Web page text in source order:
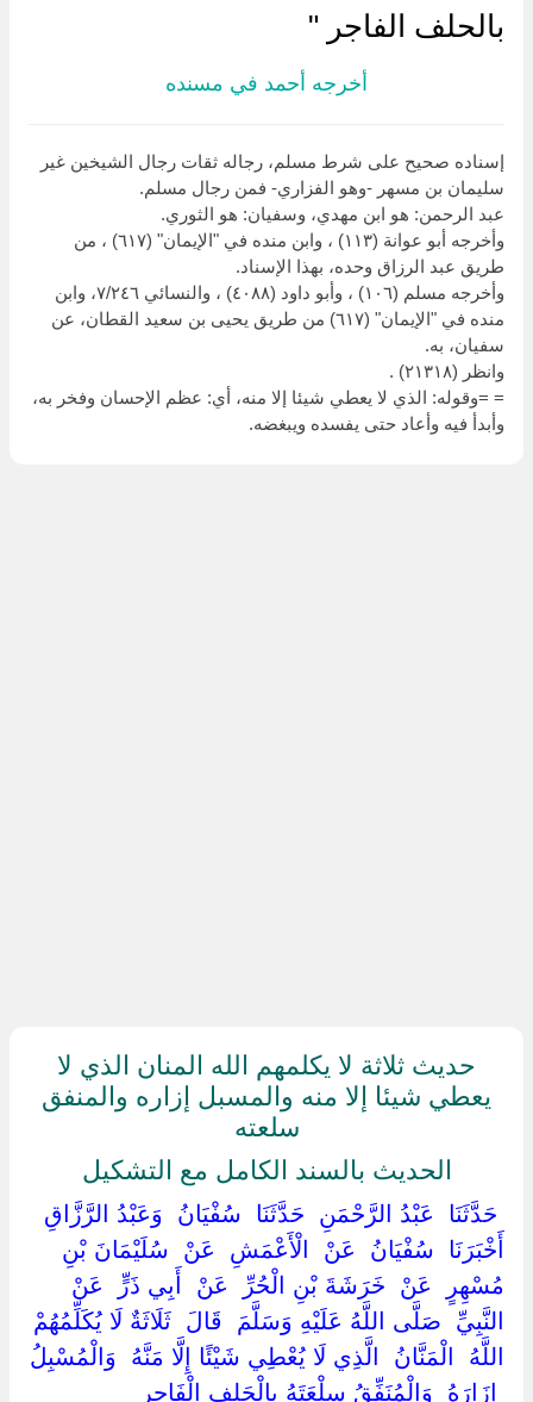
بالحلف الفاجر "
أخرجه أحمد في مسنده
إسناده صحيح على شرط مسلم، رجاله ثقات رجال الشيخين غير
سليمان بن مسهر -وهو الفزاري- فمن رجال مسلم.
عبد الرحمن: هو ابن مهدي، وسفيان: هو الثوري.
وأخرجه أبو عوانة (١١٣) ، وابن منده في "الإيمان" (٦١٧) ، من
طريق عبد الرزاق وحده، بهذا الإسناد.
وأخرجه مسلم (١٠٦) ، وأبو داود (٤٠٨٨) ، والنسائي ٧/٢٤٦، وابن
منده في "الإيمان" (٦١٧) من طريق يحيى بن سعيد القطان، عن
سفيان، به.
وانظر (٢١٣١٨) .
= =وقوله: الذي لا يعطي شيئا إلا منه، أي: عظم الإحسان وفخر به،
وأبدأ فيه وأعاد حتى يفسده ويبغضه.
حديث ثلاثة لا يكلمهم الله المنان الذي لا
يعطي شيئا إلا منه والمسبل إزاره والمنفق
سلعته
الحديث بالسند الكامل مع التشكيل
‏ ‏حَدَّثَنَا ‏ ‏عَبْدُ الرَّحْمَنِ ‏ ‏حَدَّثَنَا ‏ ‏سُفْيَانُ ‏ ‏وَعَبْدُ الرَّزَّاقِ ‏
‏أَخْبَرَنَا ‏ ‏سُفْيَانُ ‏ ‏عَنْ ‏ ‏الْأَعْمَشِ ‏ ‏عَنْ ‏ ‏سُلَيْمَانَ بْنِ
مُسْهِرٍ ‏ ‏عَنْ ‏ ‏خَرَشَةَ بْنِ الْحُرِّ ‏ ‏عَنْ ‏ ‏أَبِي ذَرٍّ ‏ ‏عَنْ
النَّبِيِّ ‏ ‏صَلَّى اللَّهُ عَلَيْهِ وَسَلَّمَ ‏ ‏قَالَ ‏ ‏ثَلَاثَةٌ لَا يُكَلِّمُهُمْ
اللَّهُ ‏ ‏الْمَنَّانُ ‏ ‏الَّذِي لَا يُعْطِي شَيْئًا إِلَّا مَنَّهُ ‏ ‏وَالْمُسْبِلُ
‏ ‏إِزَارَهُ ‏ ‏وَالْمُنَفِّقُ سِلْعَتَهُ بِالْحَلِفِ الْفَاجِرِ ‏